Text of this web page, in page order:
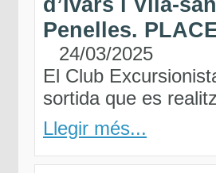
d’Ivars i Vila-
Penelles.
24/03/2025
El Club
sortida que es
Llegir més...